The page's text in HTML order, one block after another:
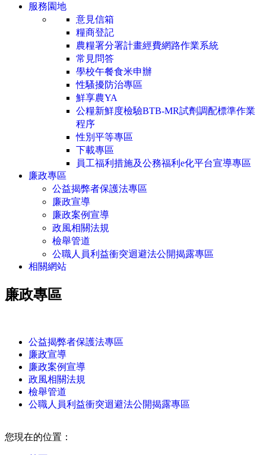
服務園地
意見信箱
糧商登記
農糧署分署計畫經費網路作業系統
常見問答
學校午餐食米申辦
性騷擾防治專區
鮮享農YA
公糧新鮮度檢驗BTB-MR試劑調配標準作業
程序
性別平等專區
下載專區
員工福利措施及公務福利e化平台宣導專區
廉政專區
公益揭弊者保護法專區
廉政宣導
廉政案例宣導
政風相關法規
檢舉管道
公職人員利益衝突迴避法公開揭露專區
相關網站
廉政專區
公益揭弊者保護法專區
廉政宣導
廉政案例宣導
政風相關法規
檢舉管道
公職人員利益衝突迴避法公開揭露專區
您現在的位置：